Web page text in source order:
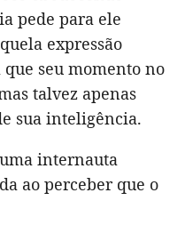
pede para ele
expressão
seu momento no
talvez apenas
sua inteligência.
internauta
ao perceber que o